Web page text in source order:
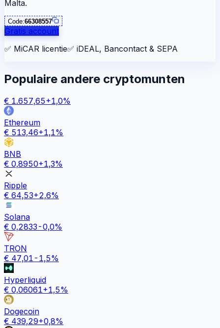
Malta.
Code:66308557
Gratis account
✅ MiCAR licentie✅ iDEAL, Bancontact & SEPA
Populaire andere cryptomunten
€ 1.657,65+1,0%
Ethereum
€ 513,46+1,1%
BNB
€ 0,8950+1,3%
Ripple
€ 64,53+2,6%
Solana
€ 0,2833 -0,0%
TRON
€ 47,01 -1,5%
Hyperliquid
€ 0,06061+1,5%
Dogecoin
€ 439,29+0,8%